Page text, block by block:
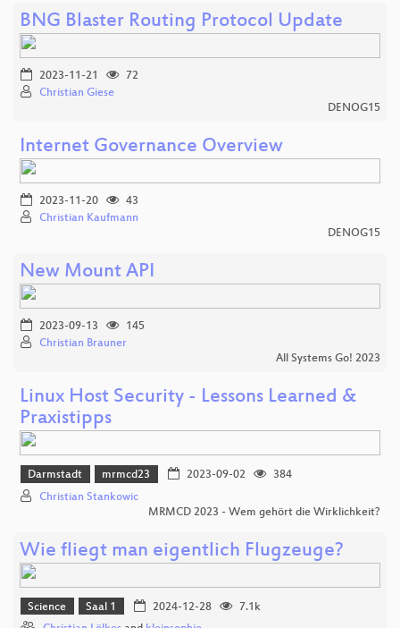
BNG Blaster Routing Protocol Update
2023-11-21
72
Christian Giese
DENOG15
Internet Governance Overview
2023-11-20
43
Christian Kaufmann
DENOG15
New Mount API
2023-09-13
145
Christian Brauner
All Systems Go! 2023
Linux Host Security - Lessons Learned &
Praxistipps
Darmstadt mrmcd23 2023-09-02
384
Christian Stankowic
MRMCD 2023 - Wem gehört die Wirklichkeit?
Wie fliegt man eigentlich Flugzeuge?
Science Saal 1 2024-12-28
7.1k